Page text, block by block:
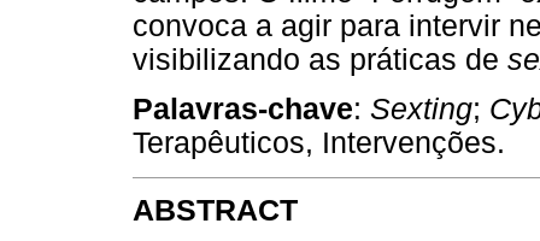
convoca a agir para intervir
visibilizando as práticas de
Palavras-chave: Sexting;
Terapêuticos, Intervenções.
ABSTRACT